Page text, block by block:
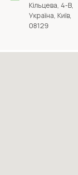
Кільцева, 4-В,
Україна, Київ,
08129